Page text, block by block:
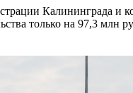
Калининграда и
только на 97,3